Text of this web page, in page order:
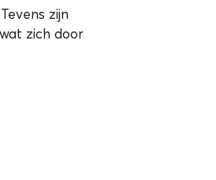
zijn
zich door